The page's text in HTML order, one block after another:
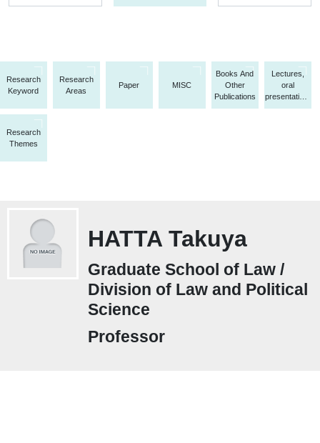
Research
Keyword
Research
Areas
Paper MISC
Books And
Other
Publications
Lectures,
oral
presentations,
etc.
Research
Themes
HATTA Takuya
Graduate School of Law /
Division of Law and Political
Science
Professor